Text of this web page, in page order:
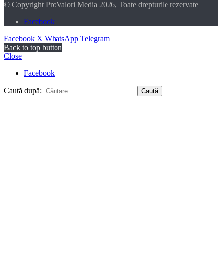
© Copyright ProValori Media 2026, Toate drepturile rezervate
Facebook
Facebook X WhatsApp Telegram
Back to top button
Close
Facebook
Caută după: